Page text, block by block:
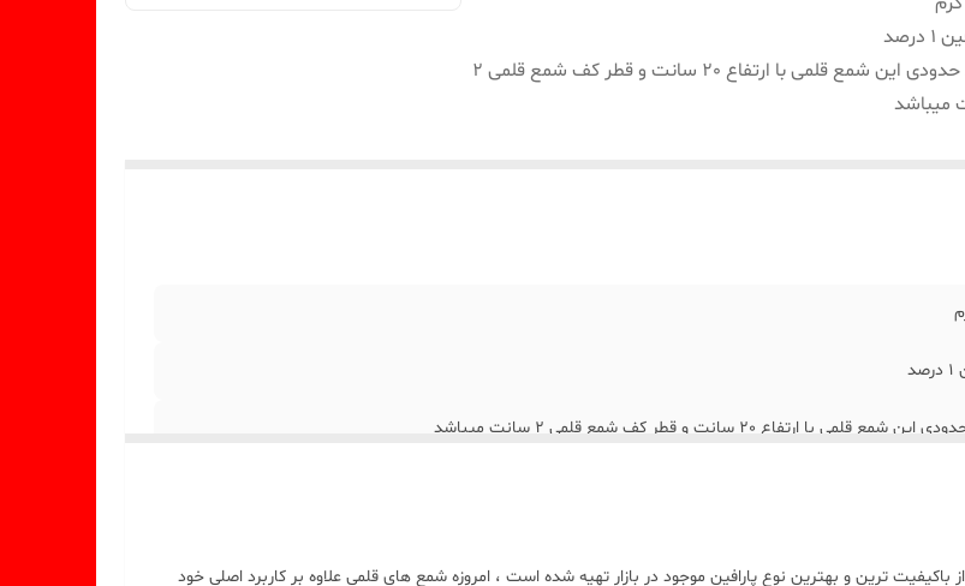
درصد
ابعاد حدودی این شمع قلمی با ارتفاع 20 سانت و قطر کف شمع قلمی 2
میباشد
شمع قلمی با ارتفاع 20 سانت و قطر کف شمع قلمی 2 سانت میباشد
2 تایی با برند کوشا کندل که از باکیفیت ترین و بهترین نوع پارافین موجود در بازار تهیه شده است ، امروزه شمع های قلمی علاوه بر کاربرد اصلی خود